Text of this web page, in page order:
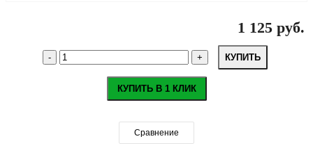
1 125 руб.
КУПИТЬ
КУПИТЬ В 1 КЛИК
Сравнение